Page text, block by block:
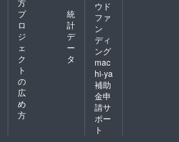
少量生産
ている方
ェックし
いです。
布Tenuis
プ（旧第3世
produ
プ
ロ
ジ
ェ
ク
ト
の
広
め
方
統
計
デ
ー
タ
ウド
ファ
ン
ディ
ング
mac
hi-ya
補助
金申
請サ
ポー
ト